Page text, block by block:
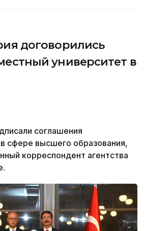
договорились
университет в
соглашения
сфере высшего образования,
корреспондент агентства